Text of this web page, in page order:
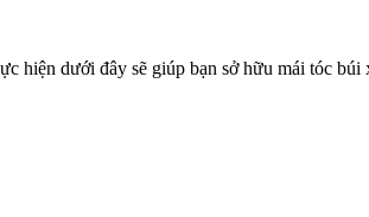
dưới đây sẽ giúp bạn sở hữu mái tóc